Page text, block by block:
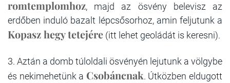
romtemplomhoz, majd az ösvény belevisz az
erdőben induló bazalt lépcsősorhoz, amin feljutunk a
Kopasz hegy tetejére (itt lehet geoládát is keresni).
3. Aztán a domb túloldali ösvényén lejutunk a völgybe
és nekimehetünk a Csobáncnak. Útközben eldugott